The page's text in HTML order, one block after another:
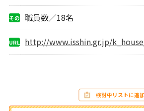
その
職員数／18名
URL http://www.isshin.gr.jp/
検討中リストに追